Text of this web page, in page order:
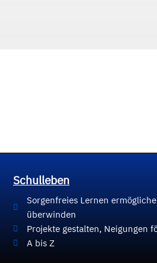
Schulleben
Sorgenfreies Lernen
überwinden
Projekte gestalten, Neigungen
A bis Z